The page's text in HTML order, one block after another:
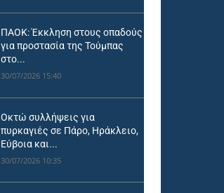
ΠΑΟΚ: Έκκληση στους οπαδούς
για προστασία της Τούμπας
στο...
30/07/2026 15:40
Οκτώ συλλήψεις για
πυρκαγιές σε Πάρο, Ηράκλειο,
Εύβοια και...
30/07/2026 10:35